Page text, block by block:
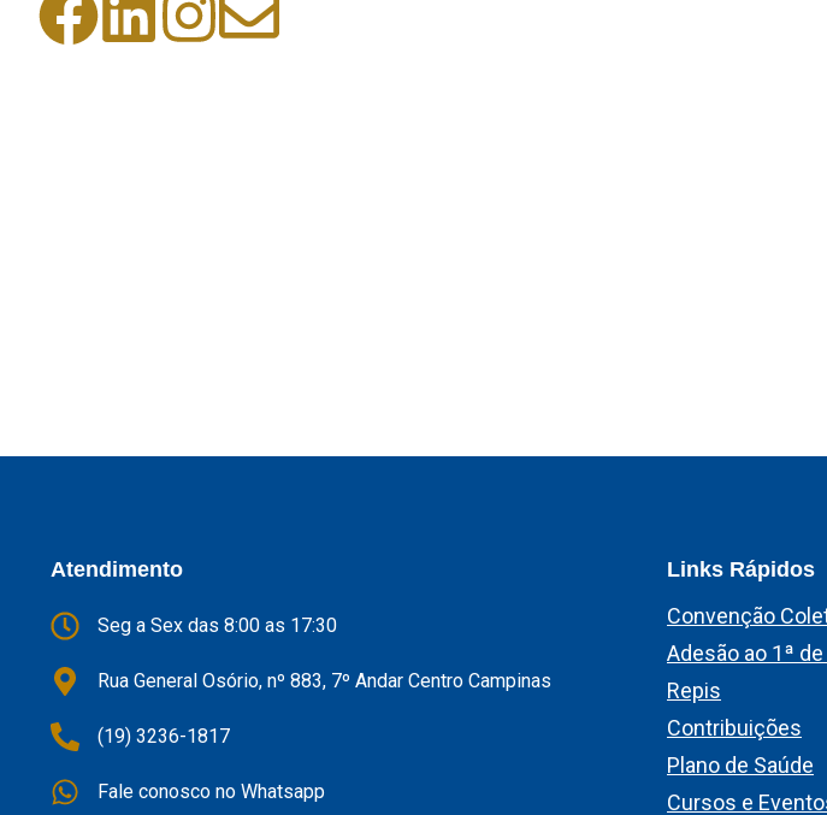
Atendimento
Seg a Sex das 8:00 as 17:30
Rua General Osório, nº 883, 7º Andar Centro Campinas
(19) 3236-1817
Fale conosco no Whatsapp
Links Rápidos
Convenção
Adesão ao 1ª
Repis
Contribuições
Plano de Saúde
Cursos e